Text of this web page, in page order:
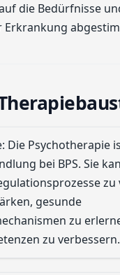
die Bedürfnisse
Erkrankung
Die Psychotherapie
bei BPS. Sie
zu
gesunde
zu
zu verbessern.